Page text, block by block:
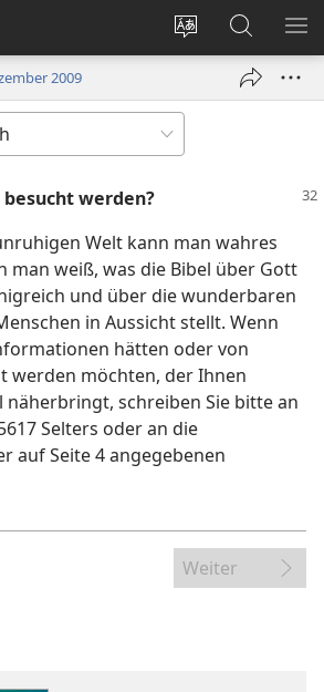
Websitesprache
ändern
Anmelden
(öffnet
Suche
2009
werden?
Welt kann man wahres
man weiß, was die Bibel über Gott
und über die wunderbaren
in Aussicht stellt. Wenn
hätten oder von
werden möchten, der Ihnen
näherbringt, schreiben Sie bitte an
Selters oder an die
auf Seite 4 angegebenen
Weiter